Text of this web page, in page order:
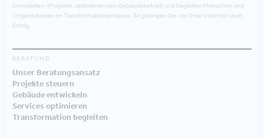
(Immobilien-)Projekte, optimieren den Gebäudebetrieb und begleiten Menschen und
Organisationen im Transformationsprozess. So gelangen Sie von Ihrer Intention zum
Erfolg.
BERATUNG
Unser Beratungsansatz
Projekte steuern
Gebäude entwickeln
Services optimieren
Transformation begleiten